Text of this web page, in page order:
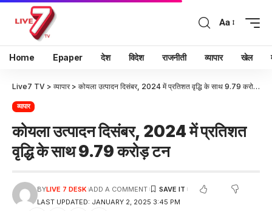
Aa
Home Epaper देश विदेश राजनीती व्यापार खेल
Live7 TV > व्यापार> कोयला उत्पादन दिसंबर, 2024 में प्रतिशत वृद्धि के साथ 9.79 करोड़ टन
व्यापार
कोयला उत्पादन दिसंबर, 2024 में प्रतिशत
वृद्धि के साथ 9.79 करोड़ टन
LAST UPDATED: JANUARY 2, 2025 3:45 PM
BYLIVE 7 DESK ADD A COMMENT